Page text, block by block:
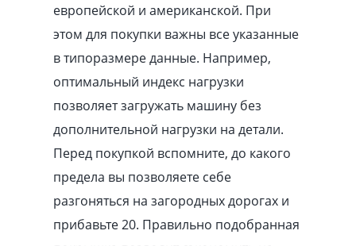
европейской и американской. При
этом для покупки важны все указанные
в типоразмере данные. Например,
оптимальный индекс нагрузки
позволяет загружать машину без
дополнительной нагрузки на детали.
Перед покупкой вспомните, до какого
предела вы позволяете себе
разгоняться на загородных дорогах и
прибавьте 20. Правильно подобранная